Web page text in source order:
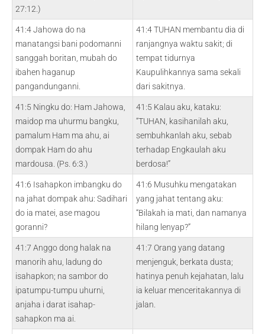
27:12.)
41:4 Jahowa do na
manatangsi bani podomanni
sanggah boritan, mubah do
ibahen haganup
pangandunganni.
41:4 TUHAN membantu dia di
ranjangnya waktu sakit; di
tempat tidurnya
Kaupulihkannya sama sekali
dari sakitnya.
41:5 Ningku do: Ham Jahowa,
maidop ma uhurmu bangku,
pamalum Ham ma ahu, ai
dompak Ham do ahu
mardousa. (Ps. 6:3.)
41:5 Kalau aku, kataku:
“TUHAN, kasihanilah aku,
sembuhkanlah aku, sebab
terhadap Engkaulah aku
berdosa!”
41:6 Isahapkon imbangku do
na jahat dompak ahu: Sadihari
do ia matei, ase magou
goranni?
41:6 Musuhku mengatakan
yang jahat tentang aku:
“Bilakah ia mati, dan namanya
hilang lenyap?”
41:7 Anggo dong halak na
manorih ahu, ladung do
isahapkon; na sambor do
ipatumpu-tumpu uhurni,
anjaha i darat isahap-
sahapkon ma ai.
41:7 Orang yang datang
menjenguk, berkata dusta;
hatinya penuh kejahatan, lalu
ia keluar menceritakannya di
jalan.